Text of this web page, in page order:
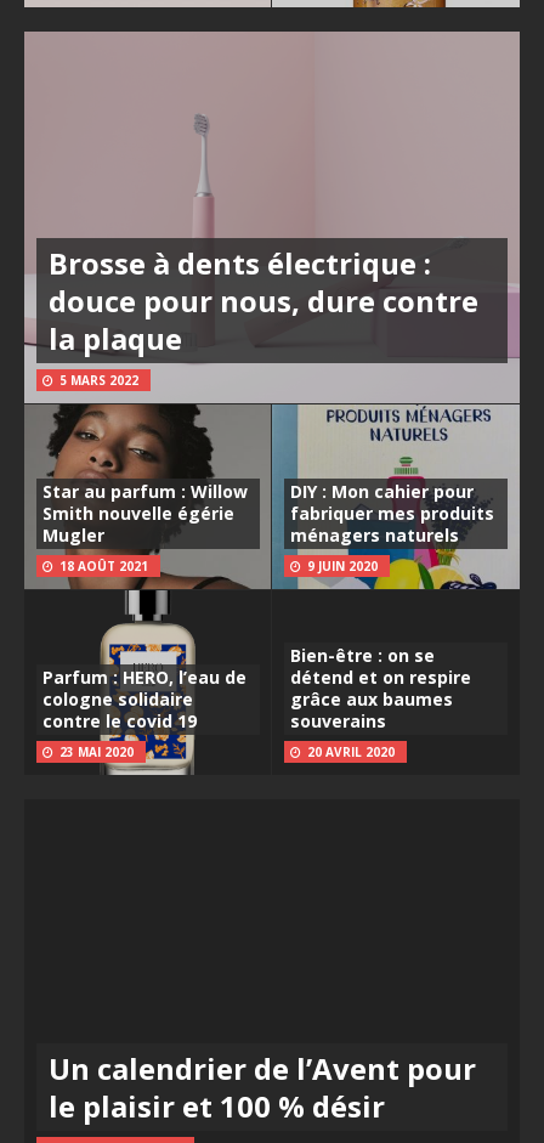
Brosse à dents électrique :
douce pour nous, dure contre
la plaque
5 MARS 2022
Star au parfum : Willow
Smith nouvelle égérie
Mugler
18 AOÛT 2021
DIY : Mon cahier pour
fabriquer mes produits
ménagers naturels
9 JUIN 2020
Parfum : HERO, l’eau de
cologne solidaire
contre le covid 19
23 MAI 2020
Bien-être : on se
détend et on respire
grâce aux baumes
souverains
20 AVRIL 2020
Un calendrier de l’Avent pour
le plaisir et 100 % désir